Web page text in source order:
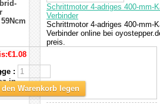
1m
Schrittmotor 4-adriges 400-mm-
Verbinder
Schrittmotor 4-adriges 400-mm-
Verbinder online bei
preis.
€1.08
:
den Warenkorb legen